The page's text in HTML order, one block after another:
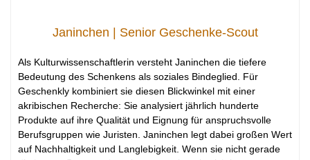
Janinchen | Senior Geschenke-Scout
Als Kulturwissenschaftlerin versteht Janinchen die tiefere
Bedeutung des Schenkens als soziales Bindeglied. Für
Geschenkly kombiniert sie diesen Blickwinkel mit einer
akribischen Recherche: Sie analysiert jährlich hunderte
Produkte auf ihre Qualität und Eignung für anspruchsvolle
Berufsgruppen wie Juristen. Janinchen legt dabei großen Wert
auf Nachhaltigkeit und Langlebigkeit. Wenn sie nicht gerade